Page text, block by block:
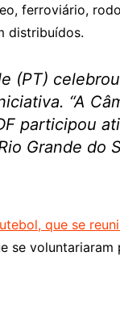
ferroviário,
distribuídos.
(PT)
“A
participou
Grande do
que se
se voluntariaram